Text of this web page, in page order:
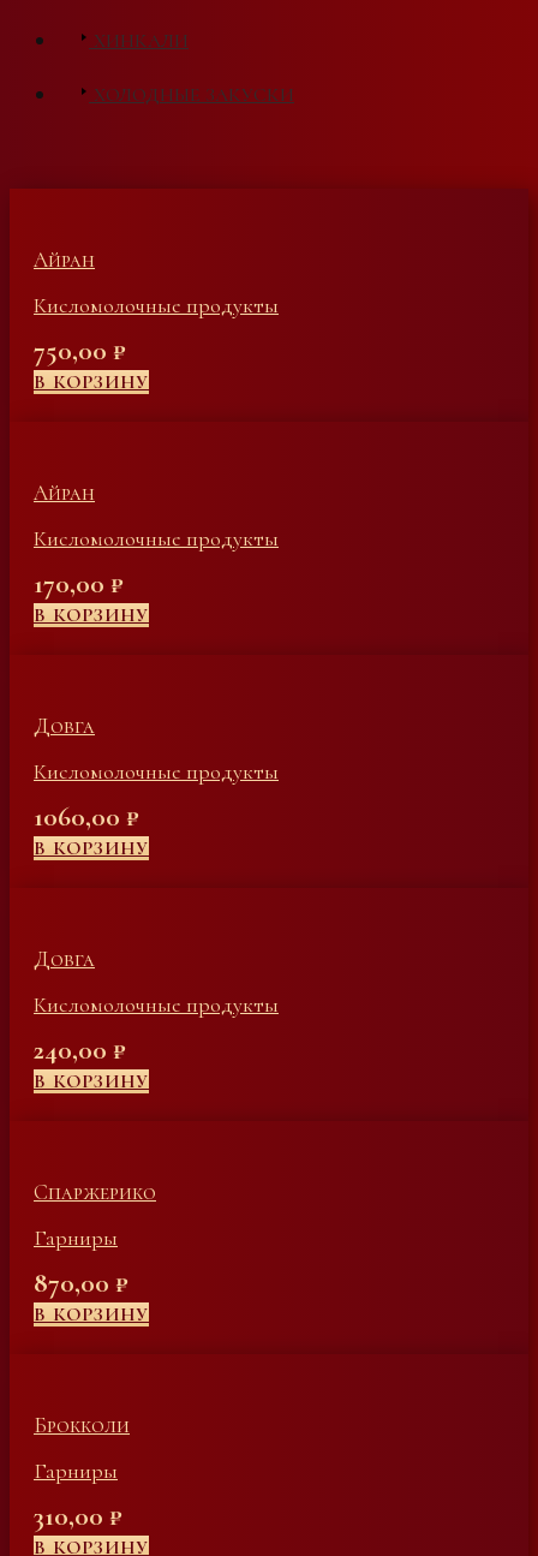
ХИНКАЛИ
ХОЛОДНЫЕ ЗАКУСКИ
Айран
Кисломолочные продукты
750,00 ₽
В КОРЗИНУ
Айран
Кисломолочные продукты
170,00 ₽
В КОРЗИНУ
Довга
Кисломолочные продукты
1060,00 ₽
В КОРЗИНУ
Довга
Кисломолочные продукты
240,00 ₽
В КОРЗИНУ
Спаржерико
Гарниры
870,00 ₽
В КОРЗИНУ
Брокколи
Гарниры
310,00 ₽
В КОРЗИНУ